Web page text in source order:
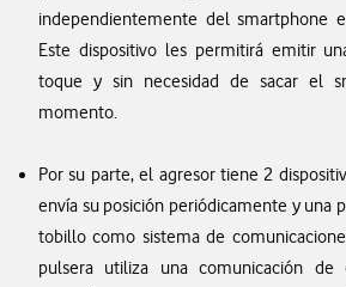
independientemente del smartphone
Este dispositivo les permitirá emitir
toque y sin necesidad de sacar el
momento.
Por su parte, el agresor tiene 2
envía su posición periódicamente y una
tobillo como sistema de
pulsera utiliza una comunicación